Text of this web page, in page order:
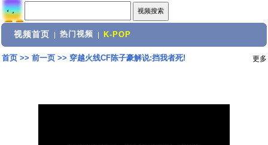
视频首页 热门视频 K-POP
首页>> 前一页>> 穿越火线CF陈子豪解说:挡我者死! 更多